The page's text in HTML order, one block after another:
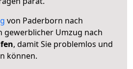
von Paderborn nach
gewerblicher Umzug nach
, damit Sie problemlos und
können.